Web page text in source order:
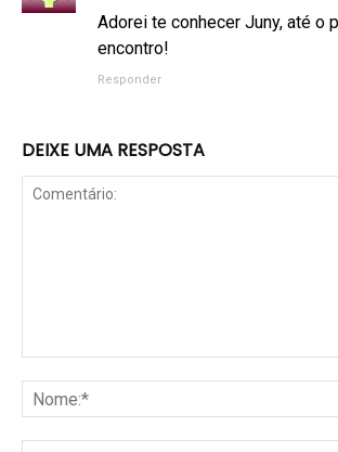
Adorei te conhecer Juny, até o
encontro!
Responder
DEIXE UMA RESPOSTA